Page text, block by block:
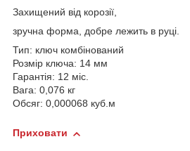
Захищений від корозії,
зручна форма, добре лежить в руці.
Тип: ключ комбінований
Розмір ключа: 14 мм
Гарантія: 12 міс.
Вага: 0,076 кг
Обсяг: 0,000068 куб.м
Приховати